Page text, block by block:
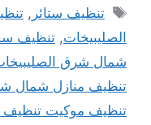
الوسوم
تنظيف ستائر ,
الصليبيخات, تنظيف
شمال شرق
تنظيف منازل شمال
تنظيف موكيت تنظيف